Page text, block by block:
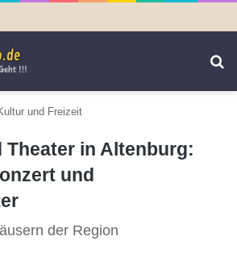
und Freizeit
Theater in Altenburg:
und
der Region